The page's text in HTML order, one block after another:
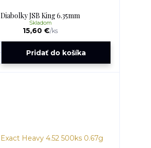
Diabolky JSB King 6.35mm
15,60 €/ks
Skladom
Pridať do košíka